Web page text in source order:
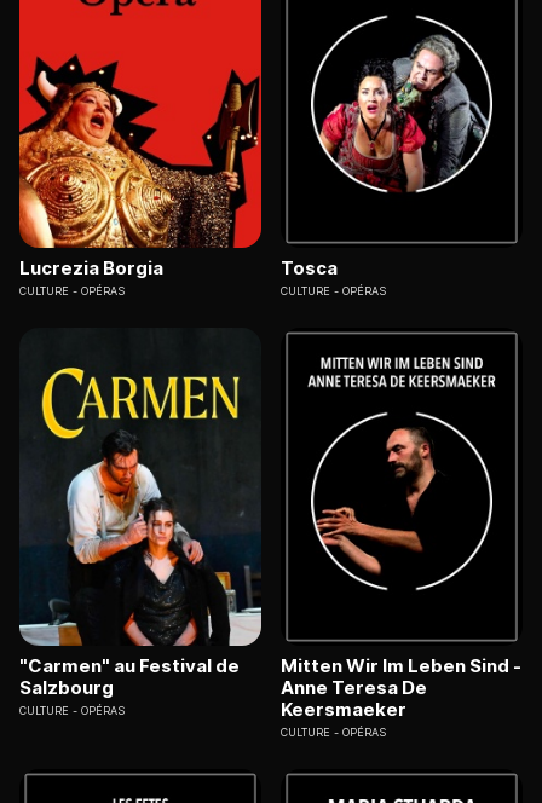
Lucrezia Borgia
CULTURE OPÉRAS
Tosca
CULTURE OPÉRAS
"Carmen" au Festival de
Salzbourg
CULTURE OPÉRAS
Mitten Wir Im Leben Sind -
Anne Teresa De
Keersmaeker
CULTURE OPÉRAS